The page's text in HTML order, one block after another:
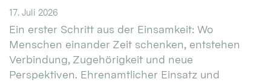
17. Juli 2026
Ein erster Schritt aus der Einsamkeit: Wo
Menschen einander Zeit schenken, entstehen
Verbindung, Zugehörigkeit und neue
Perspektiven. Ehrenamtlicher Einsatz und